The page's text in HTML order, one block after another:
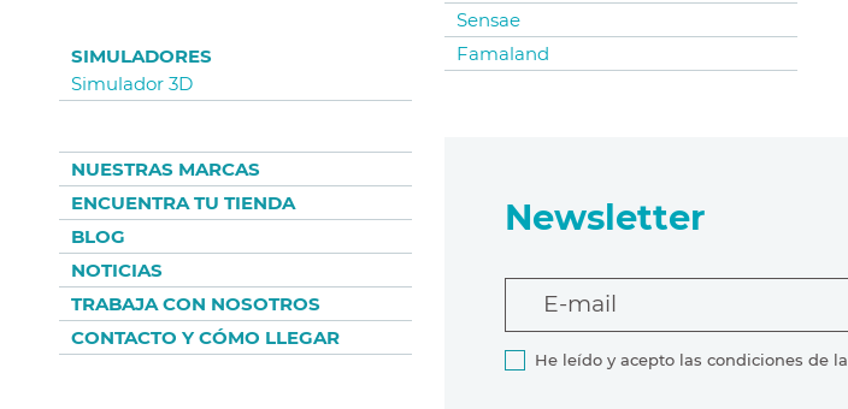
SIMULADORES
Simulador 3D
NUESTRAS MARCAS
ENCUENTRA TU TIENDA
BLOG
NOTICIAS
TRABAJA CON NOSOTROS
CONTACTO Y CÓMO LLEGAR
Sensae
Famaland
Newsletter
E-mail
He leído y acepto las condiciones de la